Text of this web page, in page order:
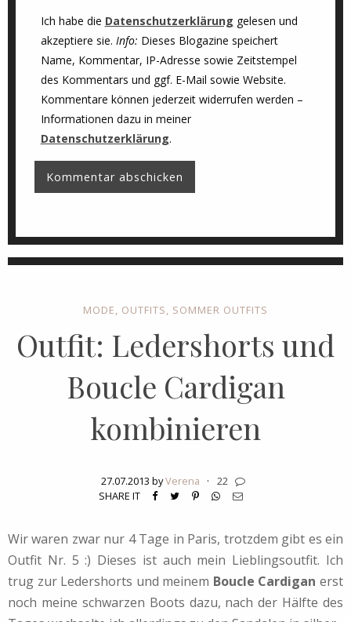
Ich habe die Datenschutzerklärung gelesen und
akzeptiere sie. Info: Dieses Blogazine speichert
Name, Kommentar, IP-Adresse sowie Zeitstempel
des Kommentars und ggf. E-Mail sowie Website.
Kommentare können jederzeit widerrufen werden –
Informationen dazu in meiner
Datenschutzerklärung.
MODE OUTFITS SOMMER OUTFITS
Outfit: Ledershorts und
Boucle Cardigan
kombinieren
27.07.2013 byVerena ·
22
SHARE IT
Wir waren zwar nur 4 Tage in Paris, trotzdem gibt es ein
Outfit Nr. 5 :) Dieses ist auch mein Lieblingsoutfit. Ich
trug zur Ledershorts und meinem Boucle Cardigan erst
noch meine schwarzen Boots dazu, nach der Hälfte des